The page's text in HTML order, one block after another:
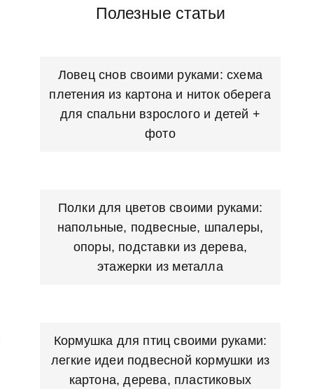
Полезные статьи
Ловец снов своими руками: схема
плетения из картона и ниток оберега
для спальни взрослого и детей +
фото
Полки для цветов своими руками:
напольные, подвесные, шпалеры,
опоры, подставки из дерева,
этажерки из металла
Кормушка для птиц своими руками:
легкие идеи подвесной кормушки из
картона, дерева, пластиковых